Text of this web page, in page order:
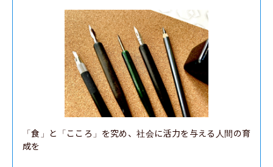
「食」と「こころ」を究め、社会に活力を与える人間の育
成を